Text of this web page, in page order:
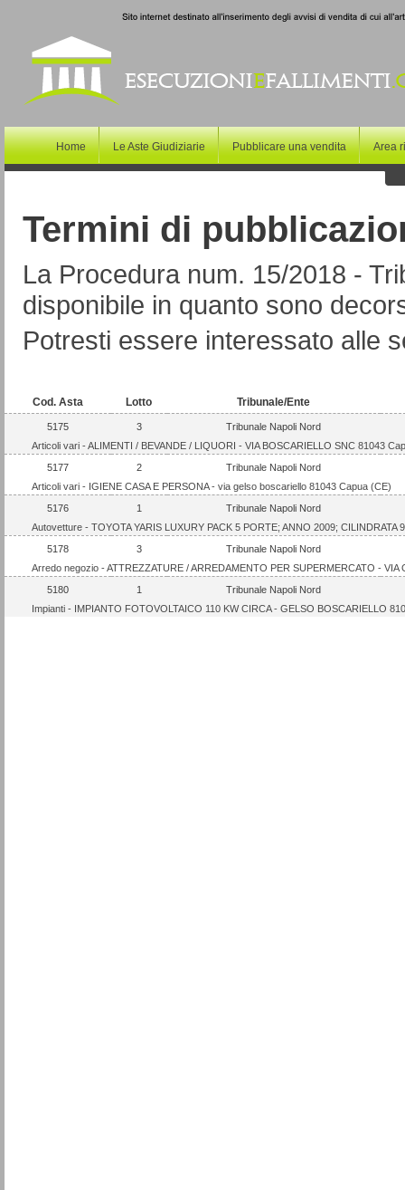
Home Le Aste Giudiziarie Pubblicare una vendita Area
Termini di
La Procedura num. 15/2018 -
disponibile in quanto sono
Potresti essere interessato alle
Cod. Asta Lotto Tribunale/Ente
5175 3
Tribunale Napoli Nord
Articoli vari - ALIMENTI / BEVANDE / LIQUORI - VIA BOSCARIELLO SNC 81043
5177
2
Tribunale Napoli Nord
Articoli vari - IGIENE CASA E PERSONA - via gelso boscariello 81043 Capua (CE)
5176
1
Tribunale Napoli Nord
Autovetture - TOYOTA YARIS LUXURY PACK 5 PORTE; ANNO 2009;
5178
3
Tribunale Napoli Nord
Arredo negozio - ATTREZZATURE / ARREDAMENTO PER SUPERMERCATO -
5180
1
Tribunale Napoli Nord
Impianti - IMPIANTO FOTOVOLTAICO 110 KW CIRCA - GELSO BOSCARIELLO